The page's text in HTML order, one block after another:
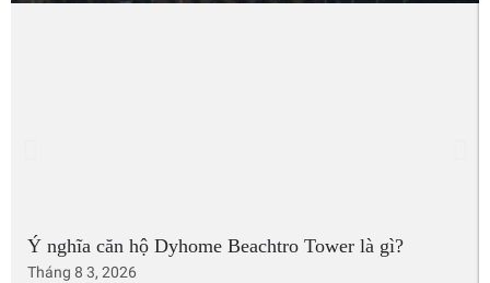
Ý nghĩa căn hộ Dyhome Beachtro Tower là gì?
Tháng 8 3, 2026